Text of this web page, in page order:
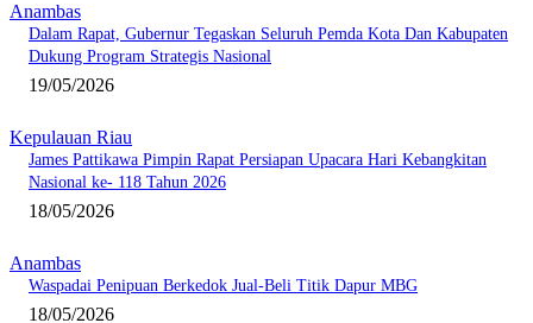
Anambas
Dalam Rapat, Gubernur Tegaskan Seluruh Pemda Kota Dan Kabupaten
Dukung Program Strategis Nasional
19/05/2026
Kepulauan Riau
James Pattikawa Pimpin Rapat Persiapan Upacara Hari Kebangkitan
Nasional ke- 118 Tahun 2026
18/05/2026
Anambas
Waspadai Penipuan Berkedok Jual-Beli Titik Dapur MBG
18/05/2026